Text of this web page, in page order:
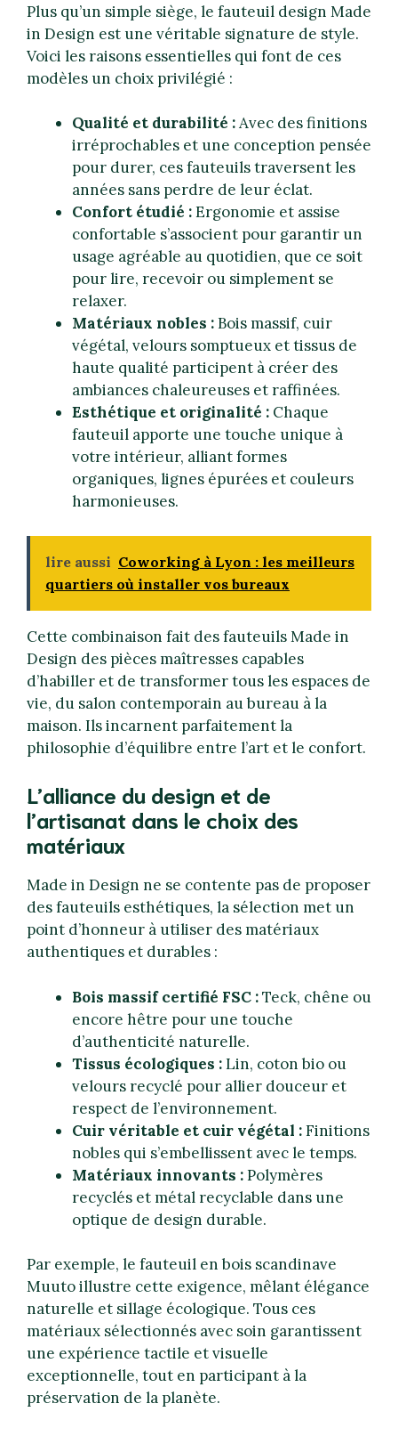
Plus qu’un simple siège, le fauteuil design Made
in Design est une véritable signature de style.
Voici les raisons essentielles qui font de ces
modèles un choix privilégié :
Qualité et durabilité :Avec des finitions
irréprochables et une conception pensée
pour durer, ces fauteuils traversent les
années sans perdre de leur éclat.
Confort étudié :Ergonomie et assise
confortable s’associent pour garantir un
usage agréable au quotidien, que ce soit
pour lire, recevoir ou simplement se
relaxer.
Matériaux nobles :Bois massif, cuir
végétal, velours somptueux et tissus de
haute qualité participent à créer des
ambiances chaleureuses et raffinées.
Esthétique et originalité : Chaque
fauteuil apporte une touche unique à
votre intérieur, alliant formes
organiques, lignes épurées et couleurs
harmonieuses.
lire aussi Coworking à Lyon : les meilleurs
quartiers où installer vos bureaux
Cette combinaison fait des fauteuils Made in
Design des pièces maîtresses capables
d’habiller et de transformer tous les espaces de
vie, du salon contemporain au bureau à la
maison. Ils incarnent parfaitement la
philosophie d’équilibre entre l’art et le confort.
L’alliance du design et de
l’artisanat dans le choix des
matériaux
Made in Design ne se contente pas de proposer
des fauteuils esthétiques, la sélection met un
point d’honneur à utiliser des matériaux
authentiques et durables :
Bois massif certifié FSC :Teck, chêne ou
encore hêtre pour une touche
d’authenticité naturelle.
Tissus écologiques :Lin, coton bio ou
velours recyclé pour allier douceur et
respect de l’environnement.
Cuir véritable et cuir végétal :Finitions
nobles qui s’embellissent avec le temps.
Matériaux innovants :Polymères
recyclés et métal recyclable dans une
optique de design durable.
Par exemple, le fauteuil en bois scandinave
Muuto illustre cette exigence, mêlant élégance
naturelle et sillage écologique. Tous ces
matériaux sélectionnés avec soin garantissent
une expérience tactile et visuelle
exceptionnelle, tout en participant à la
préservation de la planète.